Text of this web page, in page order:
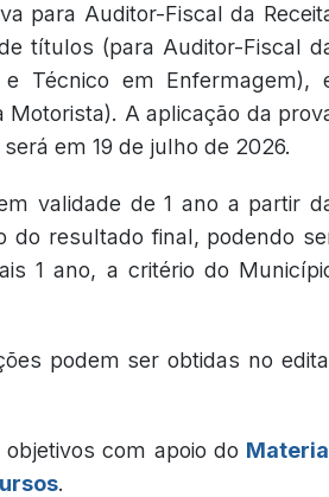
para Auditor-Fiscal da
títulos (para Auditor-Fiscal
e Técnico em Enfermagem),
Motorista). A aplicação da
em 19 de julho de 2026.
validade de 1 ano a partir
do resultado final, podendo
1 ano, a critério do
podem ser obtidas no
com apoio do
.